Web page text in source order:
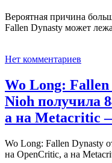
Вероятная причина
Fallen Dynasty может
Нет комментариев
Wo Long: Fallen
Nioh получила
а на Metacritic
Wo Long: Fallen Dynasty
на OpenCritic, а на